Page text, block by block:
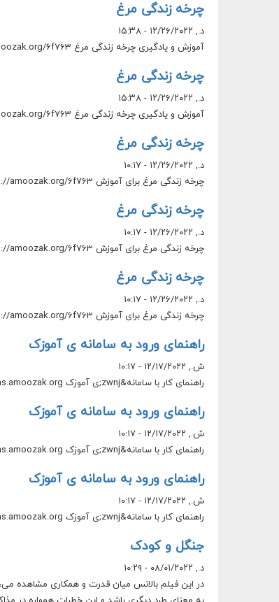
چرخه زندگی مرغ
د., ۱۲/۲۶/۲۰۲۲ - ۱۵:۳۸
آموزش و یادگیری چرخه زندگی مرغ https://amoozak.org/6f763
چرخه زندگی مرغ
د., ۱۲/۲۶/۲۰۲۲ - ۱۵:۳۸
آموزش و یادگیری چرخه زندگی مرغ https://amoozak.org/6f763
چرخه زندگی مرغ
د., ۱۲/۲۶/۲۰۲۲ - ۱۰:۱۷
چرخه زندگی مرغ برای آموزش https://amoozak.org/6f763
چرخه زندگی مرغ
د., ۱۲/۲۶/۲۰۲۲ - ۱۰:۱۷
چرخه زندگی مرغ برای آموزش https://amoozak.org/6f763
چرخه زندگی مرغ
د., ۱۲/۲۶/۲۰۲۲ - ۱۰:۱۷
چرخه زندگی مرغ برای آموزش https://amoozak.org/6f763
راهنمای ورود به سامانه ی آموزک
ش., ۱۲/۱۷/۲۰۲۲ - ۱۰:۱۷
راهنمای کار با سامانه&zwnj;ی آموزک https://lms.amoozak.org
راهنمای ورود به سامانه ی آموزک
ش., ۱۲/۱۷/۲۰۲۲ - ۱۰:۱۷
راهنمای کار با سامانه&zwnj;ی آموزک https://lms.amoozak.org
راهنمای ورود به سامانه ی آموزک
ش., ۱۲/۱۷/۲۰۲۲ - ۱۰:۱۷
راهنمای کار با سامانه&zwnj;ی آموزک https://lms.amoozak.org
جنگل و کودک
د., ۰۸/۰۱/۲۰۲۲ - ۱۰:۲۹